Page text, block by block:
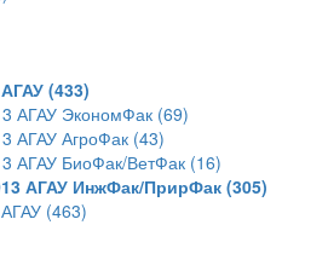
(433)
АГАУ ЭкономФак (69)
АГАУ АгроФак (43)
АГАУ БиоФак/ВетФак (16)
АГАУ ИнжФак/ПрирФак (305)
(463)